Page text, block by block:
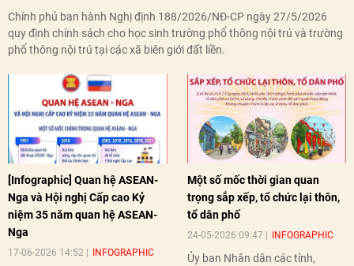
Chính phủ ban hành Nghị định 188/2026/NĐ-CP ngày 27/5/2026
quy định chính sách cho học sinh trường phổ thông nội trú và trường
phổ thông nội trú tại các xã biên giới đất liền.
[Infographic] Quan hệ ASEAN-
Nga và Hội nghị Cấp cao Kỷ
niệm 35 năm quan hệ ASEAN-
Nga
17-06-2026 14:52 INFOGRAPHIC
Một số mốc thời gian quan
trọng sắp xếp, tổ chức lại thôn,
tổ dân phố
24-05-2026 09:47 INFOGRAPHIC
Ủy ban Nhân dân các tỉnh,